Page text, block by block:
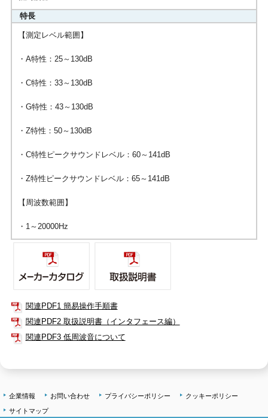
特長
【測定レベル範囲】
・A特性：25～130dB
・C特性：33～130dB
・G特性：43～130dB
・Z特性：50～130dB
・C特性ピークサウンドレベル：60～141dB
・Z特性ピークサウンドレベル：65～141dB
【周波数範囲】
・1～20000Hz
関連PDF1 簡易操作手順書
関連PDF2 取扱説明書（インタフェース編）
関連PDF3 低周波音について
企業情報 お問い合わせ プライバシーポリシー クッキーポリシー
サイトマップ